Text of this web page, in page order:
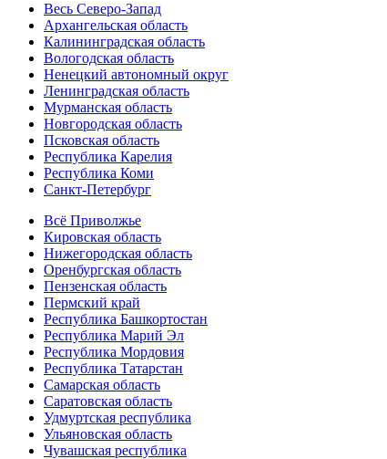
Весь Северо-Запад
Архангельская область
Калининградская область
Вологодская область
Ненецкий автономный округ
Ленинградская область
Мурманская область
Новгородская область
Псковская область
Республика Карелия
Республика Коми
Санкт-Петербург
Всё Приволжье
Кировская область
Нижегородская область
Оренбургская область
Пензенская область
Пермский край
Республика Башкортостан
Республика Марий Эл
Республика Мордовия
Республика Татарстан
Самарская область
Саратовская область
Удмуртская республика
Ульяновская область
Чувашская республика